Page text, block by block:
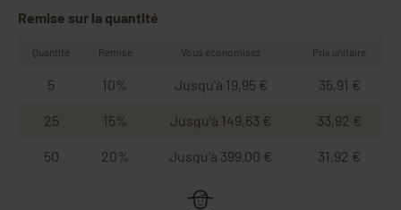
Remise sur la quantité
Quantité Remise Vous économisez Prix unitaire
5 10% Jusqu'à 19,95 € 35,91 €
25 15% Jusqu'à 149,63 € 33,92 €
50 20% Jusqu'à 399,00 € 31,92 €